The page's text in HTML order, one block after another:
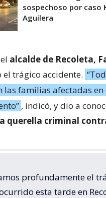
sospechoso por caso
Aguilera
alcalde de Recoleta,
el trágico accidente.
familias afectadas en
, indicó, y dio a
querella criminal
profundamente el
esta tarde en